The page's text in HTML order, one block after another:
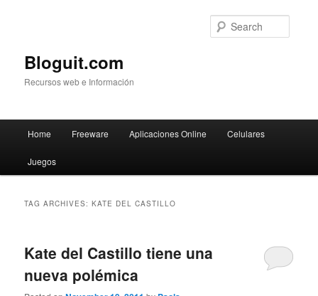
Bloguit.com
Recursos web e Información
Skip
to
Skip
to
Home Freeware Aplicaciones Online Celulares
Juegos
TAG ARCHIVES:KATE DEL CASTILLO
Kate del Castillo tiene una
nueva polémica